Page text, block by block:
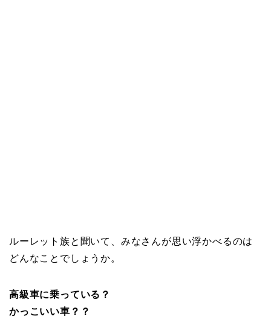
ルーレット族と聞いて、みなさんが思い浮かべるのは
どんなことでしょうか。
高級車に乗っている？
かっこいい車？？